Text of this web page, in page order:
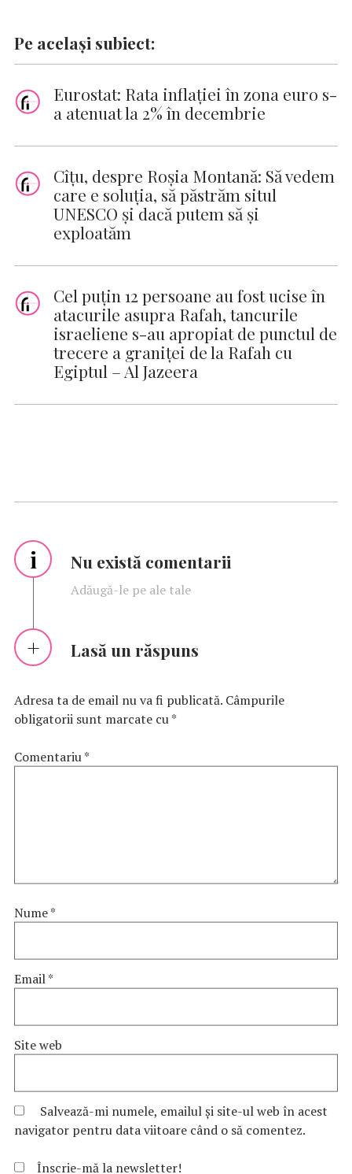
Pe același subiect:
Eurostat: Rata inflaţiei în zona euro s-
a atenuat la 2% în decembrie
Cîţu, despre Roşia Montană: Să vedem
care e soluţia, să păstrăm situl
UNESCO şi dacă putem să şi
exploatăm
Cel puțin 12 persoane au fost ucise în
atacurile asupra Rafah, tancurile
israeliene s-au apropiat de punctul de
trecere a graniței de la Rafah cu
Egiptul – Al Jazeera
i Nu există comentarii
Adăugă-le pe ale tale
Lasă un răspuns
Adresa ta de email nu va fi publicată. Câmpurile
obligatorii sunt marcate cu*
Comentariu*
Nume*
Email*
Site web
Salvează-mi numele, emailul și site-ul web în acest
navigator pentru data viitoare când o să comentez.
Înscrie-mă la newsletter!